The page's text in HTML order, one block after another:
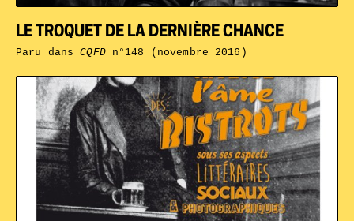
LE TROQUET DE LA DERNIÈRE CHANCE
Paru dansCQFDn°148 (novembre 2016)